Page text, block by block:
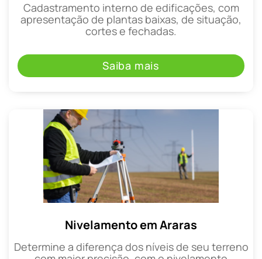
Cadastramento interno de edificações, com
apresentação de plantas baixas, de situação,
cortes e fechadas.
Saiba mais
Nivelamento em Araras
Determine a diferença dos níveis de seu terreno